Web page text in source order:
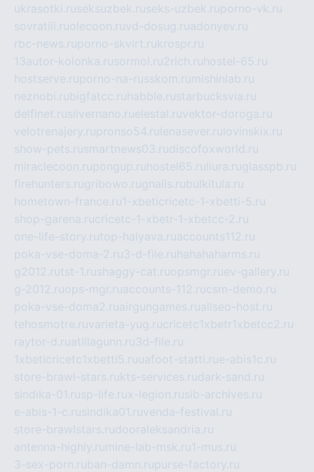
ukrasotki.ruseksuzbek.ruseks-uzbek.ruporno-vk.ru
sovratili.ruolecoon.ruvd-dosug.ruadonyev.ru
rbc-news.ruporno-skvirt.rukrospr.ru
13autor-kolonka.rusormol.ru2rich.ru hostel-65.ru
hostserve.ruporno-na-russkom.ru mishinlab.ru
neznobi.rubigfatcc.ru habble.rustarbucksvia.ru
delfinet.rusilvernano.ruelestal.ruvektor-doroga.ru
velotrenajery.rupronso54.ru lenasever.ru lovinskix.ru
show-pets.rusmartnews03.rudiscofoxworld.ru
miraclecoon.rupongup.ru hostel65.ru liura.ruglasspb.ru
firehunters.rugribowo.rugnalis.rubulkitula.ru
hometown-france.ru1-xbeticricetc-1-xbetti-5.ru
shop-garena.rucricetc-1-xbetr-1-xbetcc-2.ru
one-life-story.rutop-halyava.ruaccounts112.ru
poka-vse-doma-2.ru3-d-file.ru hahahaharms.ru
g2012.rutst-1.rushaggy-cat.ruopsmgr.ruev-gallery.ru
g-2012.ruops-mgr.ruaccounts-112.rucsm-demo.ru
poka-vse-doma2.ruairgungames.ruallseo-host.ru
tehosmotre.ruvarieta-yug.rucricetc1xbetr1xbetcc2.ru
raytor-d.ruatillagunn.ru3d-file.ru
1xbeticricetc1xbetti5.ruuafoot-statti.rue-abis1c.ru
store-brawl-stars.rukts-services.rudark-sand.ru
sindika-01.rusp-life.rux-legion.rusib-archives.ru
e-abis-1-c.rusindika01.ruvenda-festival.ru
store-brawlstars.rudooraleksandria.ru
antenna-highly.ru mine-lab-msk.ru1-mus.ru
3-sex-porn.ruban-damn.rupurse-factory.ru